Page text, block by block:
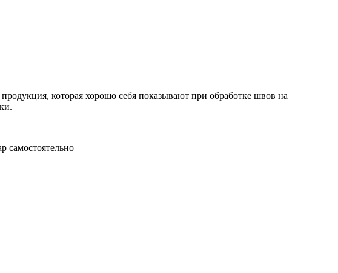
которая хорошо себя показывают при обработке швов на
самостоятельно